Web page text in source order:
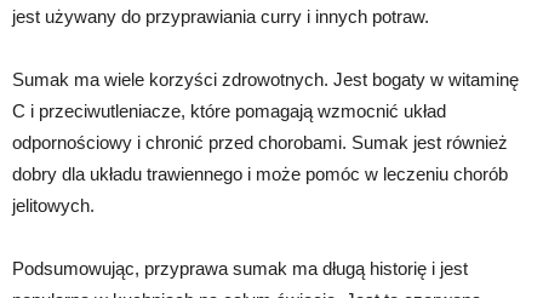
jest używany do przyprawiania curry i innych potraw.
Sumak ma wiele korzyści zdrowotnych. Jest bogaty w witaminę
C i przeciwutleniacze, które pomagają wzmocnić układ
odpornościowy i chronić przed chorobami. Sumak jest również
dobry dla układu trawiennego i może pomóc w leczeniu chorób
jelitowych.
Podsumowując, przyprawa sumak ma długą historię i jest